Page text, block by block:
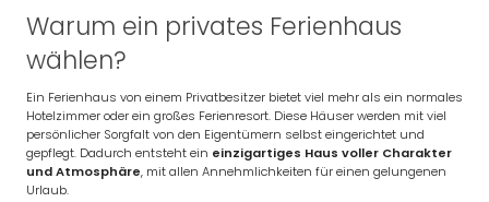
Warum ein privates Ferienhaus
wählen?
Ein Ferienhaus von einem Privatbesitzer bietet viel mehr als ein normales
Hotelzimmer oder ein großes Ferienresort. Diese Häuser werden mit viel
persönlicher Sorgfalt von den Eigentümern selbst eingerichtet und
gepflegt. Dadurch entsteht ein einzigartiges Haus voller Charakter
und Atmosphäre, mit allen Annehmlichkeiten für einen gelungenen
Urlaub.